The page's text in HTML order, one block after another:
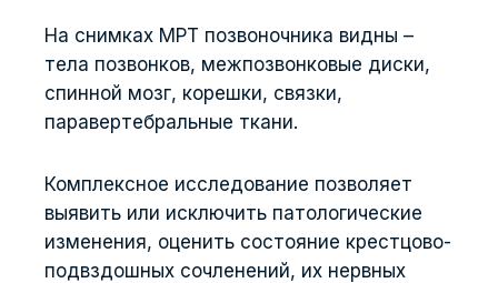
На снимках МРТ позвоночника видны –
тела позвонков, межпозвонковые диски,
спинной мозг, корешки, связки,
паравертебральные ткани.
Комплексное исследование позволяет
выявить или исключить патологические
изменения, оценить состояние крестцово-
подвздошных сочленений, их нервных